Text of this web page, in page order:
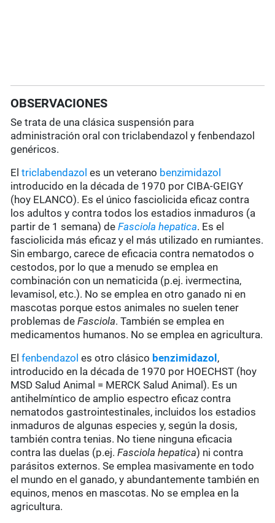
OBSERVACIONES
Se trata de una clásica suspensión para
administración oral con triclabendazol y fenbendazol
genéricos.
Eltriclabendazol es un veterano benzimidazol
introducido en la década de 1970 por CIBA-GEIGY
(hoy ELANCO). Es el único fasciolicida eficaz contra
los adultos y contra todos los estadios inmaduros (a
partir de 1 semana) deFasciola hepatica. Es el
fasciolicida más eficaz y el más utilizado en rumiantes.
Sin embargo, carece de eficacia contra nematodos o
cestodos, por lo que a menudo se emplea en
combinación con un nematicida (p.ej. ivermectina,
levamisol, etc.). No se emplea en otro ganado ni en
mascotas porque estos animales no suelen tener
problemas deFasciola. También se emplea en
medicamentos humanos. No se emplea en agricultura.
Elfenbendazol es otro clásico benzimidazol ,
introducido en la década de 1970 por HOECHST (hoy
MSD Salud Animal = MERCK Salud Animal). Es un
antihelmíntico de amplio espectro eficaz contra
nematodos gastrointestinales, incluidos los estadios
inmaduros de algunas especies y, según la dosis,
también contra tenias. No tiene ninguna eficacia
contra las duelas (p.ej.Fasciola hepatica) ni contra
parásitos externos. Se emplea masivamente en todo
el mundo en el ganado, y abundantemente también en
equinos, menos en mascotas. No se emplea en la
agricultura.